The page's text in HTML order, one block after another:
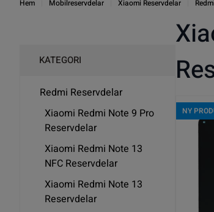
Hem Mobilreservdelar Xiaomi Reservdelar
KATEGORI
Redmi Reservdelar
Xiaomi Redmi Note 9 Pro
Reservdelar
Xiaomi Redmi Note 13
NFC Reservdelar
Xiaomi Redmi Note 13
Reservdelar
NY